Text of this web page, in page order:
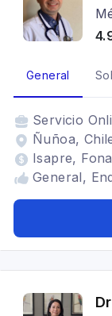
General
Servicio
Ñuñoa,
Isapre,
General,